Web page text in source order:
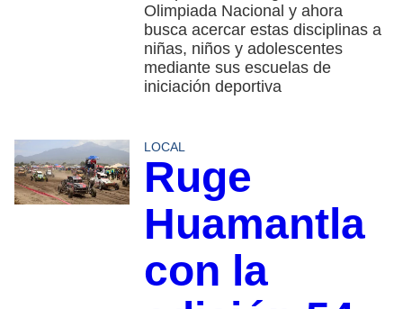
Olimpiada Nacional y ahora
busca acercar estas disciplinas a
niñas, niños y adolescentes
mediante sus escuelas de
iniciación deportiva
LOCAL
Ruge
Huamantla
con la